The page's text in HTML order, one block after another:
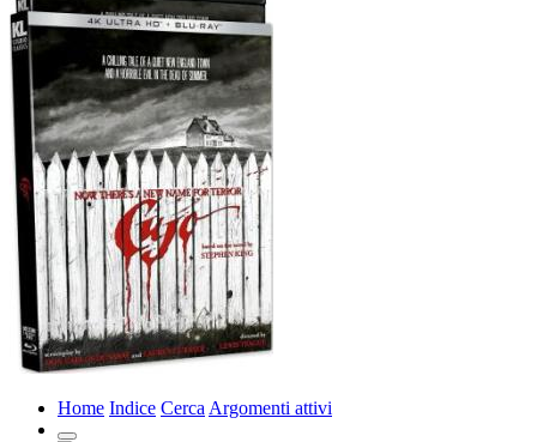
Home Indice Cerca Argomenti attivi